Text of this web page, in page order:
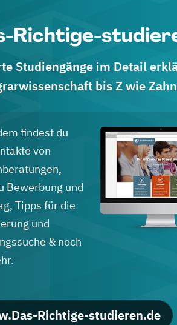
Richtige-
Studiengänge im Detail
bis Z wie
findest du
von
Bewerbung und
Tipps für die
und
& noch
Richtige-studieren.de